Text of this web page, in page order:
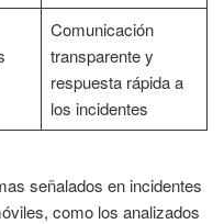
Comunicación
transparente y
respuesta rápida a
los incidentes
señalados en incidentes
como los analizados